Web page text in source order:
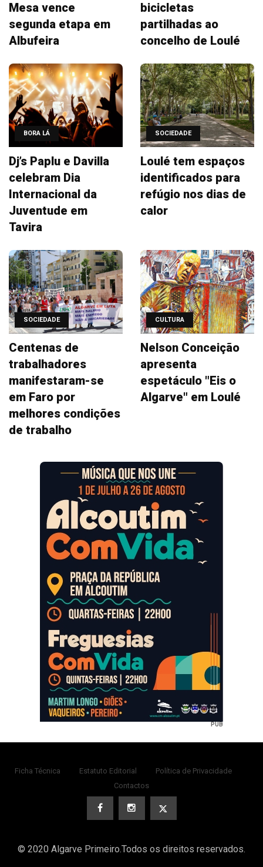
Mesa vence
segunda etapa em
Albufeira
bicicletas
partilhadas ao
concelho de Loulé
BORA LÁ
Dj’s Paplu e Davilla
celebram Dia
Internacional da
Juventude em
Tavira
SOCIEDADE
Loulé tem espaços
identificados para
refúgio nos dias de
calor
SOCIEDADE
Centenas de
trabalhadores
manifestaram-se
em Faro por
melhores condições
de trabalho
CULTURA
Nelson Conceição
apresenta
espetáculo "Eis o
Algarve" em Loulé
PUB
Ficha Técnica Estatuto Editorial
Política de Privacidade
Contactos
© 2020 Algarve Primeiro.Todos os direitos reservados.